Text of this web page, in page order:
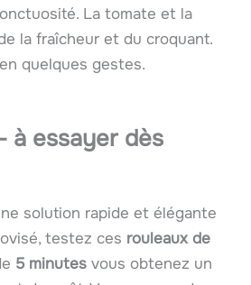
La tomate et la
la fraîcheur et du croquant.
quelques gestes.
à essayer dès
solution rapide et élégante
testez ces rouleaux de
5 minutes vous obtenez un